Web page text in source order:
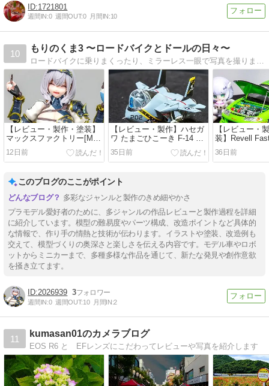
1721801
週間IN:0 週間OUT:0 月間IN:10
10
もりのくま3 〜ロードバイクとドールの日々〜
ロードバイクに乗りまくったり、ミラーレス一眼で写真を撮りまくったり、ドールの写真を撮りまくったり、いい歳した大人がめいっぱい遊ぶブログ！
【レビュー・製作・塗装】
マックスファクトリー[Max
Factory] PLAMATEA ホロ
ライブ白銀ノエル 【プラモ
デル】
12日前
【レビュー・製作】ハセガ
ワ たまごひこーき F-14 ト
ムキャット
35日前
【レビュー・
装】Revell
BRAIAN'S
ECLIPSE ドイ
1/25 ワイルド
36日前
このブログのここがポイント
多彩なジャンルと製作のきめ細やかさ
プラモデル愛好者のために、多ジャンルの作品レビューと製作過程を詳細
に紹介しています。模型の難易度やパーツ構成、改造ポイントなど具体的
な情報で、作り手の情熱と技術が伝わります。イラストや塗装、改造例も
交えて、模型づくりの奥深さと楽しさを伝える内容です。モデル車やロボ
ットからミニカーまで、多種多様な作品を通じて、新たな発見や創作意欲
を掻き立てます。
2026939 3
週間IN:0 週間OUT:10 月間IN:2
11
kumasan01のカメラブログ
EOS R6 と EFレンズにこだわってレビューや写真を紹介します